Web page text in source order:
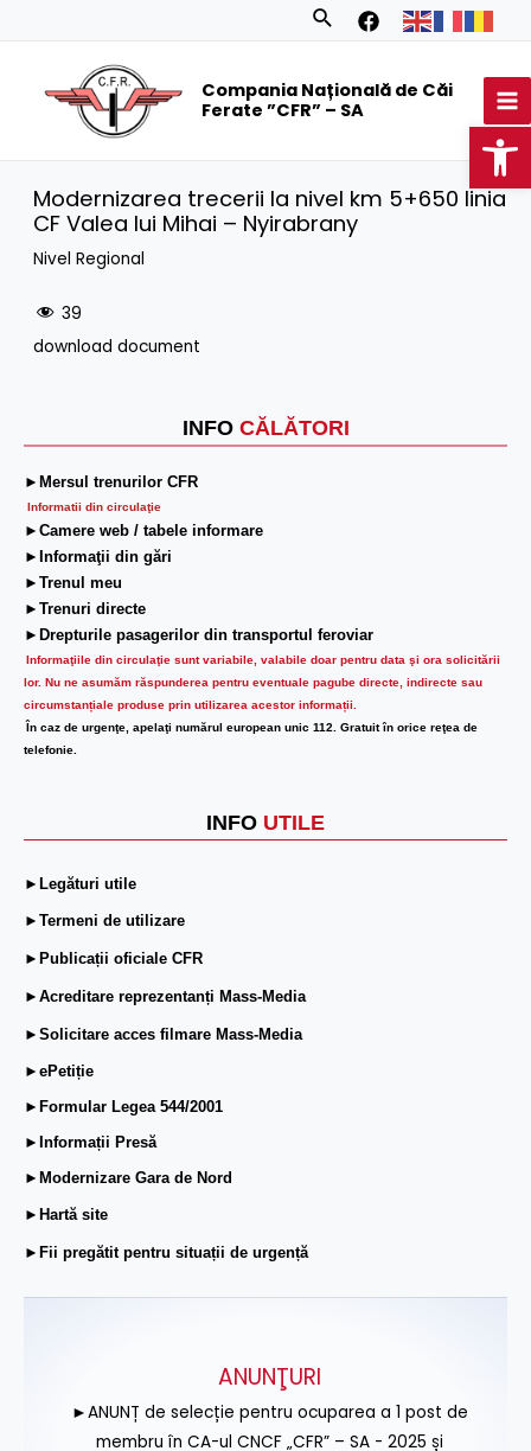
Search
Compania Națională de Căi
Ferate ”CFR” – SA
INFO CĂLĂTORI
►Mersul trenurilor CFR
Informatii din circulaţie
►Camere web / tabele informare
►Informaţii din gări
►Trenul meu
►Trenuri directe
►Drepturile pasagerilor din transportul feroviar
Informaţiile din circulaţie sunt variabile, valabile doar pentru data şi ora solicitării
lor. Nu ne asumăm răspunderea pentru eventuale pagube directe, indirecte sau
circumstanțiale produse prin utilizarea acestor informații.
În caz de urgenţe, apelaţi numărul european unic 112. Gratuit în orice reţea de
telefonie.
INFO UTILE
►Legături utile
►Termeni de utilizare
►Publicații oficiale CFR
►Acreditare reprezentanți Mass-Media
►Solicitare acces filmare Mass-Media
►ePetiție
►Formular Legea 544/2001
►Informații Presă
►Modernizare Gara de Nord
►Hartă site
►Fii pregătit pentru situații de urgență
Modernizarea trecerii la nivel km 5+650 linia
CF Valea lui Mihai – Nyirabrany
Nivel Regional
39
download document
ANUNŢURI
►ANUNȚ de selecție pentru ocuparea a 1 post de
membru în CA-ul CNCF „CFR” – SA - 2025 și